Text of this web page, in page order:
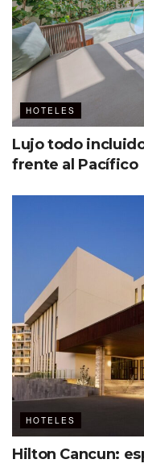
HOTELES
Lujo todo
frente al Pacífico
HOTELES
Hilton Cancun: